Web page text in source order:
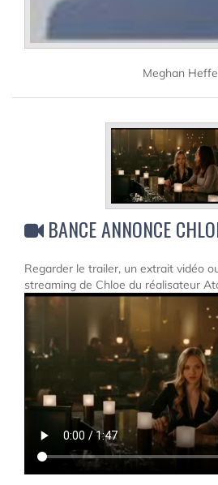
Meghan
BANCE ANNONCE
Regarder le trailer, un extrait vidéo
streaming de Chloe du réalisateur